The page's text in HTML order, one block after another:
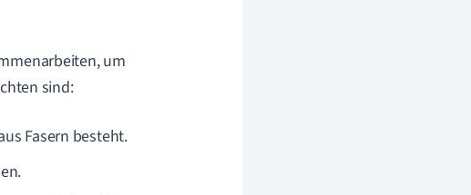
um
sind:
Fasern besteht.